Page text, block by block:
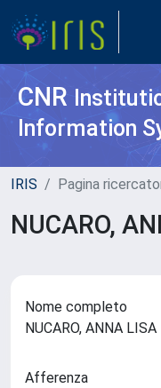
CNR
Information
IRIS Pagina
NUCARO,
Nome completo
NUCARO, ANNA LISA
Afferenza